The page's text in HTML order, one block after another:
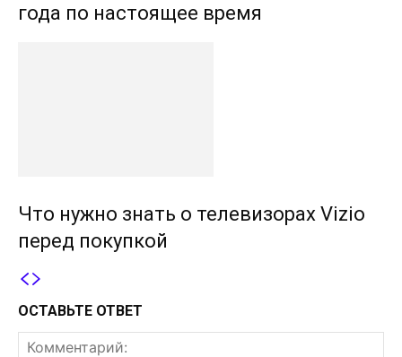
года по настоящее время
Что нужно знать о телевизорах Vizio
перед покупкой
ОСТАВЬТЕ ОТВЕТ